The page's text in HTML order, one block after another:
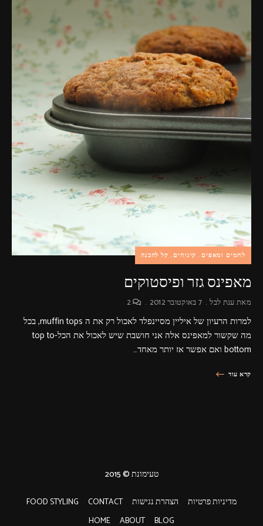
פרסומות,
מדיה
דיגיטלית
ועוד.
לחמים ומאפים קינוחים קל להכנה
מאפינס גזר ופיסטוקים
מאתענת לבל 7 באוקטובר 2012 2
למרות הרעיון של איליין מסיינפלד לאכול רק את ה muffin tops, בכל
מה שקשור למאפינס אלה אני חושבת שיש לאכול את הכל-top to
bottom ואם אפשר אז יותר מאחד…
קרא עוד
מדיניות פרטיות הצהרת נגישות CONTACT
FOOD STYLING
BLOG
ABOUT
HOME
טעימונת © 2015